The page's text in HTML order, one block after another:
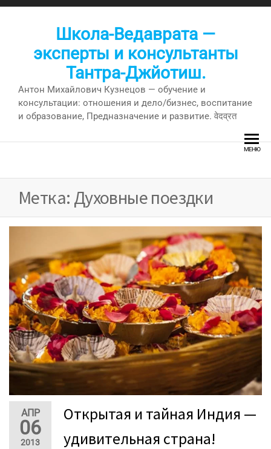
Перейти
Школа-Ведаврата —
эксперты и консультанты
Тантра-Джйотиш.
Антон Михайлович Кузнецов — обучение и
консультации: отношения и дело/бизнес, воспитание
и образование, Предназначение и развитие. वेदव्रत
МЕНЮ
Метка: Духовные поездки
АПР
06
2013
Открытая и тайная Индия —
удивительная страна!